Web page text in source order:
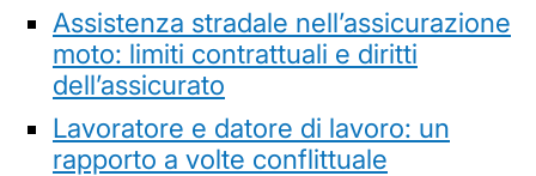
Assistenza stradale nell’assicurazione
moto: limiti contrattuali e diritti
dell’assicurato
Lavoratore e datore di lavoro: un
rapporto a volte conflittuale